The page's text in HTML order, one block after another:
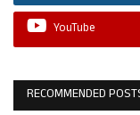
YouTube
RECOMMENDED